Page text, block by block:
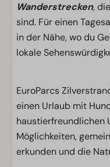
Wanderstrecken,
sind. Für einen
in der Nähe, wo du
lokale
EuroParcs
einen Urlaub mit
haustierfreundlichen
Möglichkeiten,
erkunden und die